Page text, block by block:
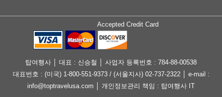
Accepted Credit Card
탑여행사 │ 대표 : 신승철 │ 사업자 등록번호 : 784-88-00538
대표번호 : (미국) 1-800-551-9373 / (서울지사) 02-737-2322 │ e-mail :
info@toptravelusa.com │ 개인정보관리 책임 : 탑여행사 IT